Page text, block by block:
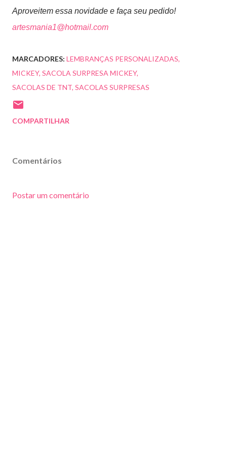
Aproveitem essa novidade e faça seu pedido!
artesmania1@hotmail.com
MARCADORES: LEMBRANÇAS PERSONALIZADAS
MICKEY SACOLA SURPRESA MICKEY
SACOLAS DE TNT SACOLAS SURPRESAS
COMPARTILHAR
Comentários
Postar um comentário